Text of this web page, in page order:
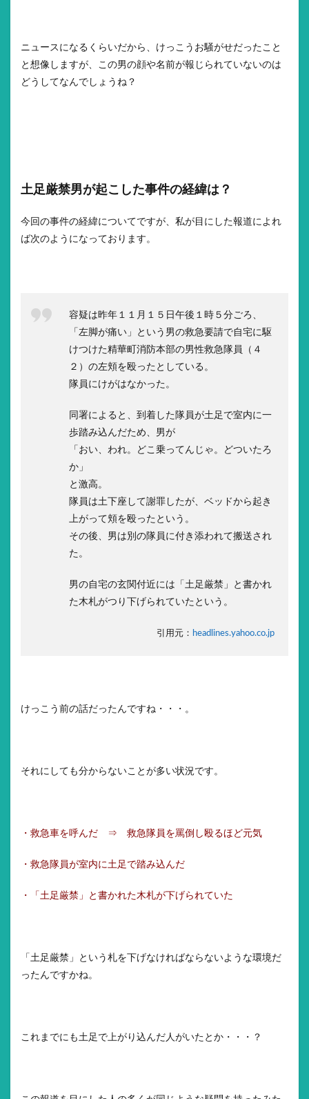
ニュースになるくらいだから、けっこうお騒がせだったこと
と想像しますが、この男の顔や名前が報じられていないのは
どうしてなんでしょうね？
土足厳禁男が起こした事件の経緯は？
今回の事件の経緯についてですが、私が目にした報道によれ
ば次のようになっております。
容疑は昨年１１月１５日午後１時５分ごろ、
「左脚が痛い」という男の救急要請で自宅に駆
けつけた精華町消防本部の男性救急隊員（４
２）の左頬を殴ったとしている。
隊員にけがはなかった。
同署によると、到着した隊員が土足で室内に一
歩踏み込んだため、男が
「おい、われ。どこ乗ってんじゃ。どついたろ
か」
と激高。
隊員は土下座して謝罪したが、ベッドから起き
上がって頬を殴ったという。
その後、男は別の隊員に付き添われて搬送され
た。
男の自宅の玄関付近には「土足厳禁」と書かれ
た木札がつり下げられていたという。
引用元： headlines.yahoo.co.jp
けっこう前の話だったんですね・・・。
それにしても分からないことが多い状況です。
・救急車を呼んだ ⇒ 救急隊員を罵倒し殴るほど元気
・救急隊員が室内に土足で踏み込んだ
・「土足厳禁」と書かれた木札が下げられていた
「土足厳禁」という札を下げなければならないような環境だ
ったんですかね。
これまでにも土足で上がり込んだ人がいたとか・・・？